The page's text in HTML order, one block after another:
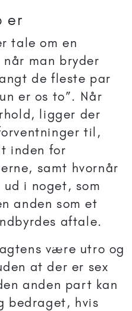
er
tale om en
når man bryder
de fleste par
er os to”. Når
ligger der
til,
inden for
samt hvornår
i noget, som
anden som et
aftale.
være utro og
at der er sex
anden part kan
bedraget, hvis